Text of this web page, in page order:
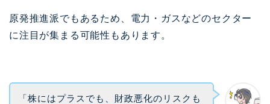
原発推進派でもあるため、電力・ガスなどのセクター
に注目が集まる可能性もあります。
「株にはプラスでも、財政悪化のリスクも